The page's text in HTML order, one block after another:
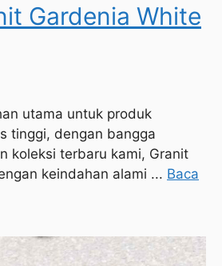
Gardenia White
utama untuk produk
tinggi, dengan bangga
koleksi terbaru kami, Granit
keindahan alami ... Baca